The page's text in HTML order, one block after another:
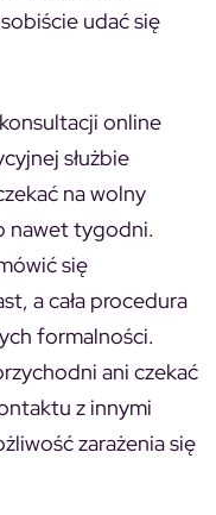
udać się
online
służbie
na wolny
nawet tygodni.
się
a cała procedura
formalności.
ani czekać
z innymi
zarażenia się